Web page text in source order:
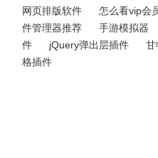
网页排版软件
怎么看vip会
件管理器推荐
手游模拟器
件
jQuery弹出层插件 甘
格插件